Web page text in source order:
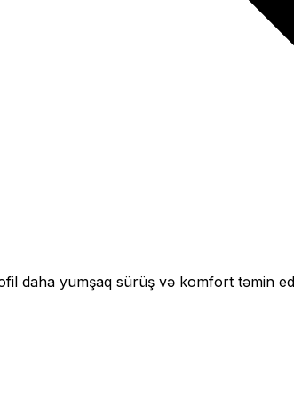
daha yumşaq sürüş və komfort təmin